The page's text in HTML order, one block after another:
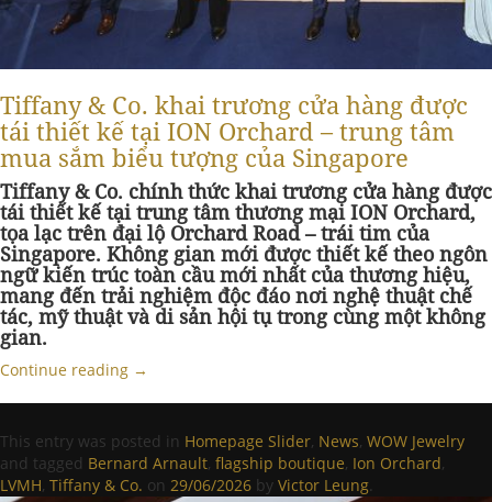
Tiffany & Co. khai trương cửa hàng được
tái thiết kế tại ION Orchard – trung tâm
mua sắm biểu tượng của Singapore
Tiffany & Co. chính thức khai trương cửa hàng được
tái thiết kế tại trung tâm thương mại ION Orchard,
tọa lạc trên đại lộ Orchard Road–trái tim của
Singapore. Không gian mới được thiết kế theo ngôn
ngữ kiến trúc toàn cầu mới nhất của thương hiệu,
mang đến trải nghiệm độc đáo nơi nghệ thuật chế
tác, mỹ thuật và di sản hội tụ trong cùng một không
gian.
Continue reading →
This entry was posted in Homepage Slider, News, WOW Jewelry
and tagged Bernard Arnault, flagship boutique, Ion Orchard,
LVMH, Tiffany & Co. on 29/06/2026 by Victor Leung.